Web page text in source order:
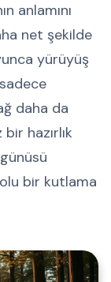
anlamını
net şekilde
yürüyüş
daha da
hazırlık
bir kutlama